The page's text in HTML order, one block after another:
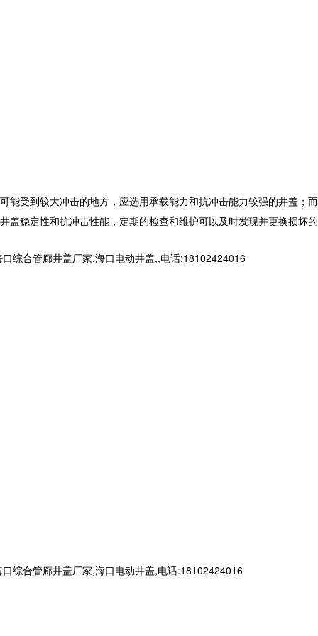
能受到较大冲击的地方，应选用承载能力和抗冲击能力较强的井盖；而
稳定性和抗冲击性能，定期的检查和维护可以及时发现并更换损坏的
综合管廊井盖厂家,海口电动井盖,,电话:18102424016
综合管廊井盖厂家,海口电动井盖,电话:18102424016